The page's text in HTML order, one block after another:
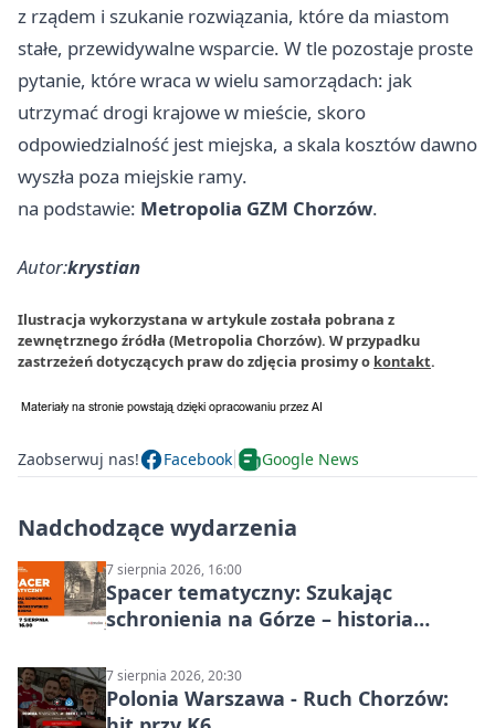
z rządem i szukanie rozwiązania, które da miastom
stałe, przewidywalne wsparcie. W tle pozostaje proste
pytanie, które wraca w wielu samorządach: jak
utrzymać drogi krajowe w mieście, skoro
odpowiedzialność jest miejska, a skala kosztów dawno
wyszła poza miejskie ramy.
na podstawie: Metropolia GZM Chorzów.
Autor:krystian
Ilustracja wykorzystana w artykule została pobrana z
zewnętrznego źródła (Metropolia Chorzów). W przypadku
zastrzeżeń dotyczących praw do zdjęcia prosimy o kontakt.
Zaobserwuj nas! Facebook Google News
Nadchodzące wydarzenia
7 sierpnia 2026, 16:00
Spacer tematyczny: Szukając
schronienia na Górze – historia
7 sierpnia 2026, 20:30
Polonia Warszawa - Ruch Chorzów: